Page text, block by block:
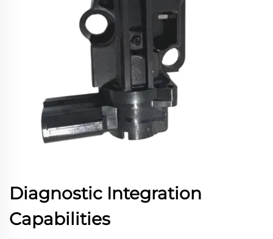
Diagnostic Integration
Capabilities